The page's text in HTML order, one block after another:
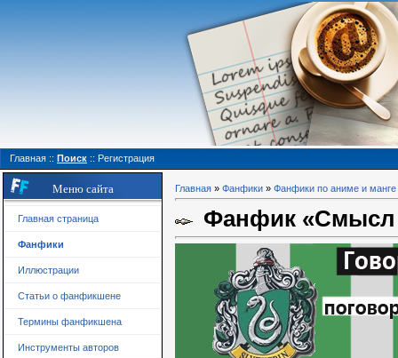
Главная :: Поиск :: Регистрация
Меню сайта
Главная страница
Фанфики
Иллюстрации
Статьи о фанфикшене
Термины фанфикшена
Инструменты авторов
Главная » Фанфики » Фанфики по аниме и манге
Фанфик «Смысл